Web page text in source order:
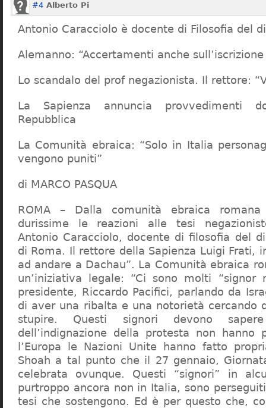
#4 Alberto Pi
Antonio Caracciolo è docente di Filosofia del
Alemanno: “Accertamenti anche
Lo scandalo del prof negazionista. Il rettore:
La Sapienza annuncia provvedimenti
Repubblica
La Comunità ebraica: “Solo in Italia
vengono puniti”
di MARCO PASQUA
ROMA – Dalla comunità ebraica
durissime le reazioni alle tesi
Antonio Caracciolo, docente di filosofia del
di Roma. Il rettore della Sapienza Luigi Frati,
ad andare a Dachau”. La Comunità ebraica
un’iniziativa legale: “Ci sono molti “signor
presidente, Riccardo Pacifici, parlando da
di aver una ribalta e una notorietà cercando
stupire. Questi signori devono
dell’indignazione della protesta non hanno
l’Europa le Nazioni Unite hanno fatto
Shoah a tal punto che il 27 gennaio,
celebrata ovunque. Questi “signori” in
purtroppo ancora non in Italia, sono
tesi che sostengono. Ed è per questo che,